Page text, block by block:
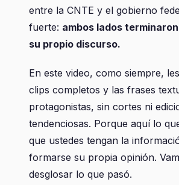
entre la CNTE y el gobierno
fuerte: ambos lados
su propio discurso.
En este video, como siempre,
clips completos y las frases
protagonistas, sin cortes ni
tendenciosas. Porque aquí lo
que ustedes tengan la
formarse su propia opinión.
desglosar lo que pasó.